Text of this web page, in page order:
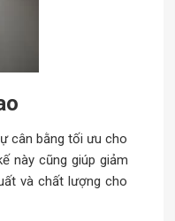
cân bằng tối ưu cho
này cũng giúp giảm
và chất lượng cho